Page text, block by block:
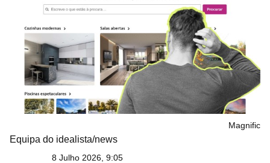
Magnific
Equipa do idealista/news
8 Julho 2026, 9:05